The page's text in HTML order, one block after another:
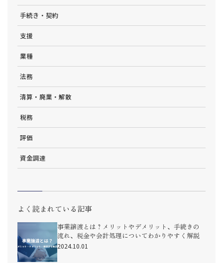
手続き・契約
支援
業種
法務
清算・廃業・解散
税務
評価
資金調達
よく読まれている記事
事業譲渡とは？メリットやデメリット、手続きの
流れ、税金や会計処理についてわかりやすく解説
2024.10.01